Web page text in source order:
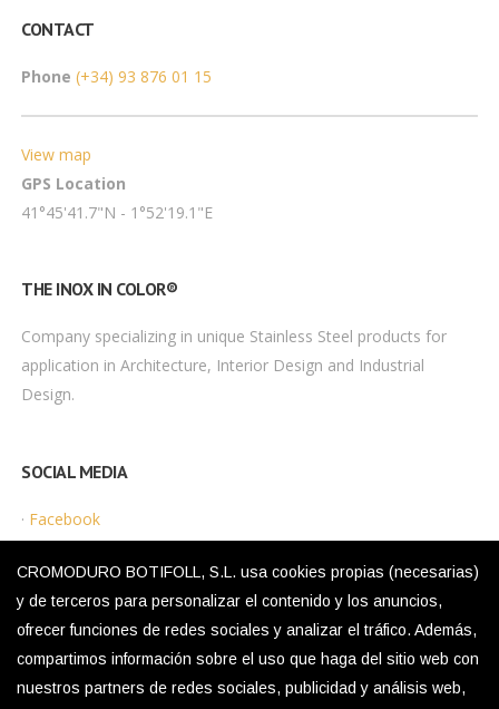
CONTACT
Phone (+34) 93 876 01 15
View map
GPS Location
41°45'41.7"N - 1°52'19.1"E
THE INOX IN COLOR®
Company specializing in unique Stainless Steel products for
application in Architecture, Interior Design and Industrial
Design.
SOCIAL MEDIA
· Facebook
·Instagram
·Privacy Policy
CROMODURO BOTIFOLL, S.L. usa cookies propias (necesarias)
y de terceros para personalizar el contenido y los anuncios,
ofrecer funciones de redes sociales y analizar el tráfico. Además,
compartimos información sobre el uso que haga del sitio web con
nuestros partners de redes sociales, publicidad y análisis web,